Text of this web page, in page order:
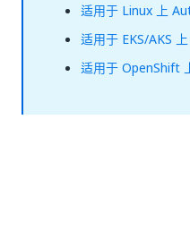
适用于 Linux 上
适用于 EKS/AKS
适用于 OpenShift